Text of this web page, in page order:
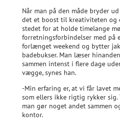
Når man på den måde bryder
det et boost til kreativiteten og
stedet for at holde timelange
forretningsforbindelser med på
forlænget weekend og bytter
badebukser. Man læser
sammen intenst i flere dage
vægge, synes han.
-Min erfaring er, at vi får lavet
som ellers ikke rigtig rykker sig.
man gør noget andet sammen
kontor.